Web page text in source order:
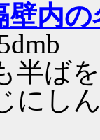
壁内
半ば
にし